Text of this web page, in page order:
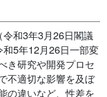
令和3年3月26日閣議
5年12月26日一部変
き研究や開発プロセ
不適切な影響を及ぼ
の違いなど、性差を